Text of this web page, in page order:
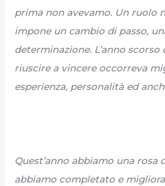
prima non avevamo. Un ruolo
impone un cambio di passo,
determinazione. L’anno
riuscire a vincere occorreva
esperienza, personalità ed
Quest’anno abbiamo una rosa
abbiamo completato e